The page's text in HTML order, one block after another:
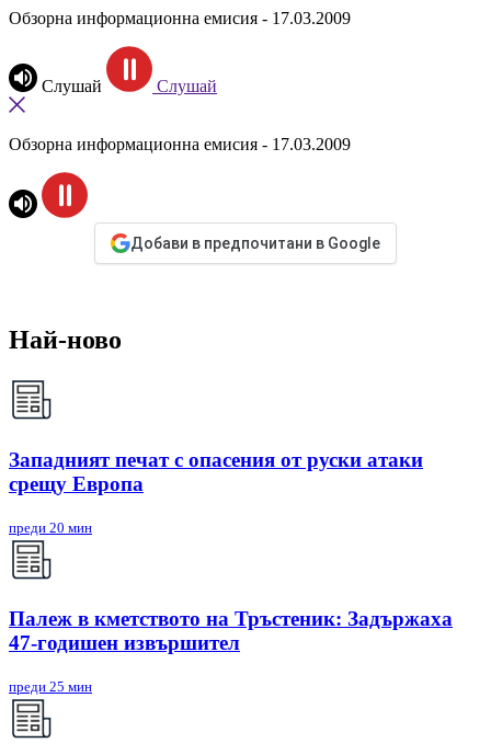
Обзорна информационна емисия - 17.03.2009
Слушай Слушай
Обзорна информационна емисия - 17.03.2009
Добави в предпочитани в Google
Най-ново
Западният печат с опасения от руски атаки
срещу Европа
преди 20 мин
Палеж в кметството на Тръстеник: Задържаха
47-годишен извършител
преди 25 мин